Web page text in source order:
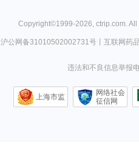
Copyright©1999-2026 ctrip.com .
沪公网备31010502002731号丨 互联网药
违法和不良信息举报
上海市监
网络社会
征信网